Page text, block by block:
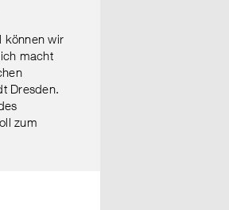
können wir
macht
Dresden.
zum